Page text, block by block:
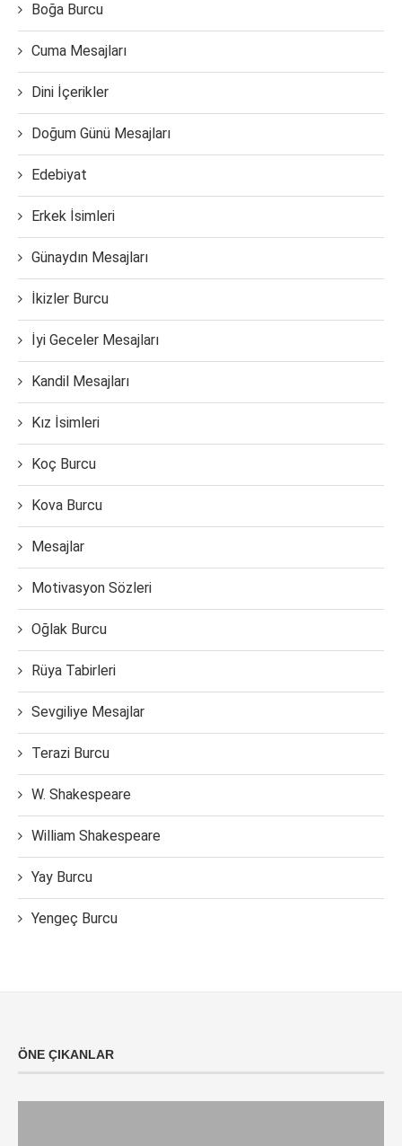
Boğa Burcu
Cuma Mesajları
Dini İçerikler
Doğum Günü Mesajları
Edebiyat
Erkek İsimleri
Günaydın Mesajları
İkizler Burcu
İyi Geceler Mesajları
Kandil Mesajları
Kız İsimleri
Koç Burcu
Kova Burcu
Mesajlar
Motivasyon Sözleri
Oğlak Burcu
Rüya Tabirleri
Sevgiliye Mesajlar
Terazi Burcu
W. Shakespeare
William Shakespeare
Yay Burcu
Yengeç Burcu
ÖNE ÇIKANLAR